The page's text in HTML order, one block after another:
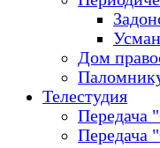
Дом
Телестудия
Передача
Передача